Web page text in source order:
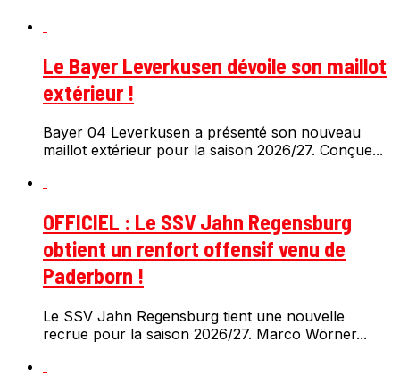
Le Bayer Leverkusen dévoile son maillot
extérieur !
Bayer 04 Leverkusen a présenté son nouveau
maillot extérieur pour la saison 2026/27. Conçue...
OFFICIEL : Le SSV Jahn Regensburg
obtient un renfort offensif venu de
Paderborn !
Le SSV Jahn Regensburg tient une nouvelle
recrue pour la saison 2026/27. Marco Wörner...